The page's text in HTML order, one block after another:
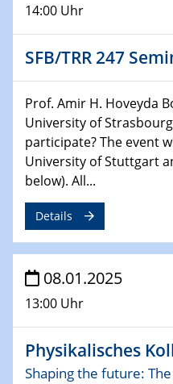
HyMission Short
29.01.2025
Physikalisches
Decoding mRNA
experimental approaches
expression
29.01.2025
GDCh Kolloquium
The Cation Shuffle
WIN & CENIDE
MATURE
Talk Prof. Erwin
14:00 Uhr
SFB/TRR 247
Prof. Amir H. Hoveyda
University of Strasbourg,
participate? The event
University of Stuttgart
below). All...
Details
08.01.2025
13:00 Uhr
Physikalisches
Shaping the future: